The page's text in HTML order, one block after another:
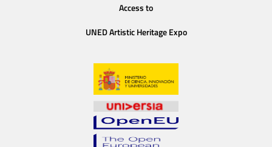
Access to
UNED Artistic Heritage Expo